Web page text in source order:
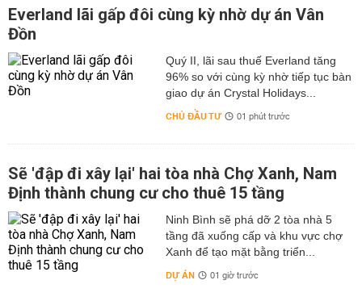
Everland lãi gấp đôi cùng kỳ nhờ dự án Vân
Đồn
Quý II, lãi sau thuế Everland tăng
96% so với cùng kỳ nhờ tiếp tục bàn
giao dự án Crystal Holidays...
CHỦ ĐẦU TƯ 01 phút trước
Sẽ 'đập đi xây lại' hai tòa nhà Chợ Xanh, Nam
Định thành chung cư cho thuê 15 tầng
Ninh Bình sẽ phá dỡ 2 tòa nhà 5
tầng đã xuống cấp và khu vực chợ
Xanh để tạo mặt bằng triển...
DỰ ÁN 01 giờ trước